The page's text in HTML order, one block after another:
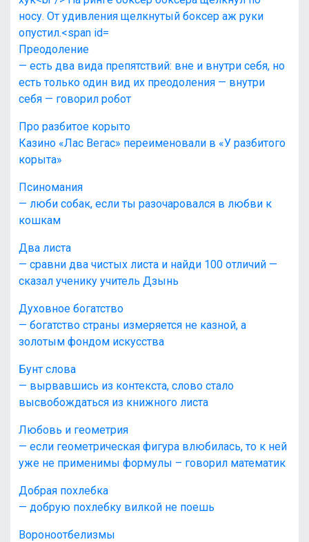
Преодоление
— есть два вида препятствий: вне и внутри себя, но
есть только один вид их преодоления — внутри
себя — говорил робот
Про разбитое корыто
Казино «Лас Вегас» переименовали в «У разбитого
корыта»
Псиномания
— люби собак, если ты разочаровался в любви к
кошкам
Два листа
— сравни два чистых листа и найди 100 отличий —
сказал ученику учитель Дзынь
Духовное богатство
— богатство страны измеряется не казной, а
золотым фондом искусства
Бунт слова
— вырвавшись из контекста, слово стало
высвобождаться из книжного листа
Любовь и геометрия
— если геометрическая фигура влюбилась, то к ней
уже не применимы формулы – говорил математик
Добрая похлебка
— добрую похлебку вилкой не поешь
Вороноотбелизмы